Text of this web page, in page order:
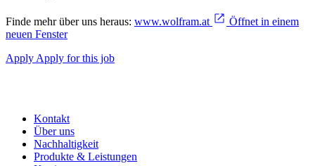
Finde mehr über uns heraus: www.wolfram.at
Öffnet in einem
neuen Fenster
Apply Apply for this job
Kontakt
Über uns
Nachhaltigkeit
Produkte & Leistungen